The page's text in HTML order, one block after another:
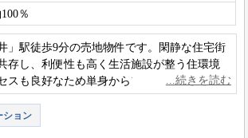
％
」駅徒歩9分の売地物件です。閑静な住宅街
存し、利便性も高く生活施設が整う住環境
スも良好なため単身からファミリーまで安
街です。
ション